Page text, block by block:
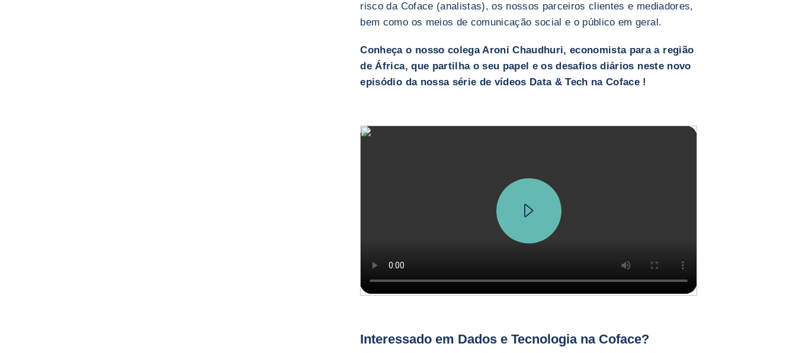
risco da Coface (analistas), os nossos parceiros clientes e mediadores,
bem como os meios de comunicação social e o público em geral.
Conheça o nosso colega Aroni Chaudhuri, economista para a região
de África, que partilha o seu papel e os desafios diários neste novo
episódio da nossa série de vídeos Data & Tech na Coface !
Interessado em Dados e Tecnologia na Coface?